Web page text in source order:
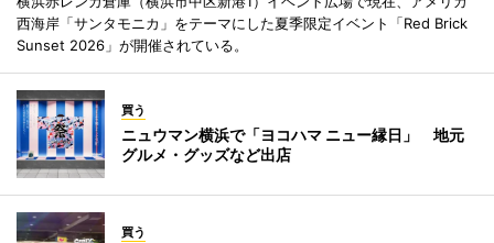
西海岸「サンタモニカ」をテーマにした夏季限定イベント「Red Brick
Sunset 2026」が開催されている。
買う
ニュウマン横浜で「ヨコハマ ニュー縁日」 地元
グルメ・グッズなど出店
買う